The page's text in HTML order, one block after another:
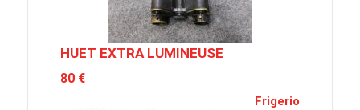
HUET EXTRA LUMINEUSE
80 €
Frigerio